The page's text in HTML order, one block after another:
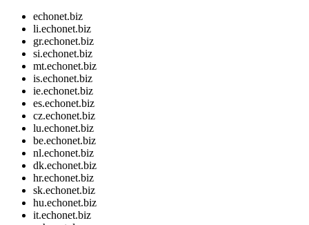
echonet.biz
li.echonet.biz
gr.echonet.biz
si.echonet.biz
mt.echonet.biz
is.echonet.biz
ie.echonet.biz
es.echonet.biz
cz.echonet.biz
lu.echonet.biz
be.echonet.biz
nl.echonet.biz
dk.echonet.biz
hr.echonet.biz
sk.echonet.biz
hu.echonet.biz
it.echonet.biz